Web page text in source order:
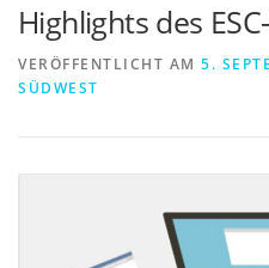
MEDI VORTEILE
MEDI SÜDWEST GMBH
Highlights des
VERÖFFENTLICHT AM 5.
SÜDWEST